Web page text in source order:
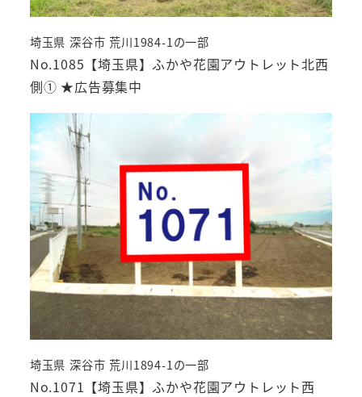
No.1085【埼玉県】ふかや花園アウトレット北西
側① ★広告募集中
埼玉県 深谷市 荒川1984-1の一部
No.1071【埼玉県】ふかや花園アウトレット西
埼玉県 深谷市 荒川1894-1の一部